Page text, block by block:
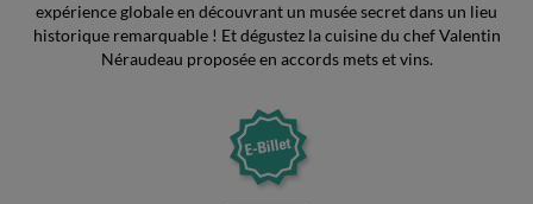
expérience globale en découvrant un musée secret dans un lieu
historique remarquable ! Et dégustez la cuisine du chef Valentin
Néraudeau proposée en accords mets et vins.